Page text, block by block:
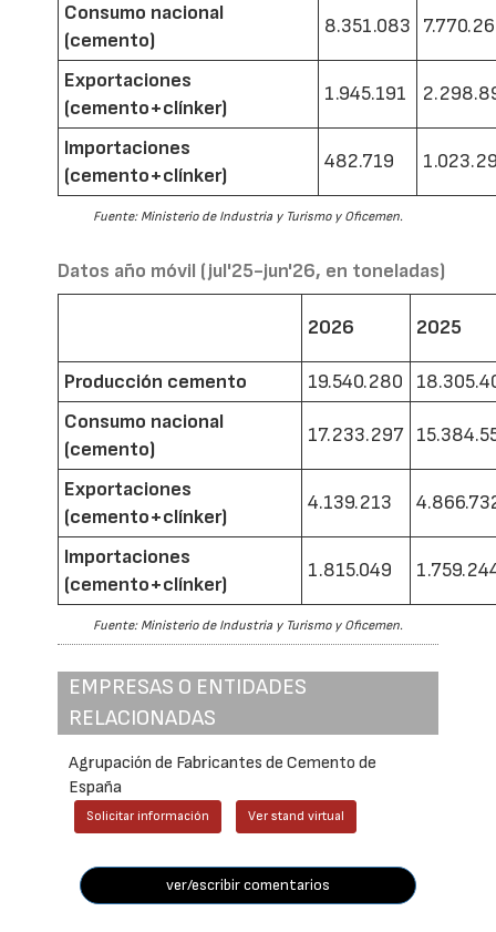
Consumo nacional
(cemento)
8.351.083
Exportaciones
(cemento+clínker)
1.945.191
Importaciones
(cemento+clínker)
482.719
Fuente: Ministerio de Industria y Turismo y Oficemen.
Datos año móvil (jul'25-jun'26, en toneladas)
2026 2025
Producción cemento 19.540.280
Consumo nacional
(cemento)
17.233.297
Exportaciones
(cemento+clínker)
4.139.213
Importaciones
(cemento+clínker)
1.815.049
Fuente: Ministerio de Industria y Turismo y Oficemen.
EMPRESAS O ENTIDADES
RELACIONADAS
Agrupación de Fabricantes de Cemento de
España
Solicitar información Ver stand virtual
ver/escribir comentarios